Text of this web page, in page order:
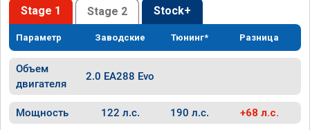
Stage 1 Stage 2 Stock+
Параметр Заводские Тюнинг* Разница
Объем
двигателя
2.0 EA288 Evo
Мощность 122 л.с. 190 л.с. +68 л.с.